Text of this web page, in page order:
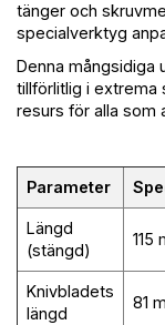
tänger och
specialverktyg
Denna mångsidiga
tillförlitlig i extrema
resurs för alla som
Parameter
Längd
(stängd)
115
Knivbladets
längd
81